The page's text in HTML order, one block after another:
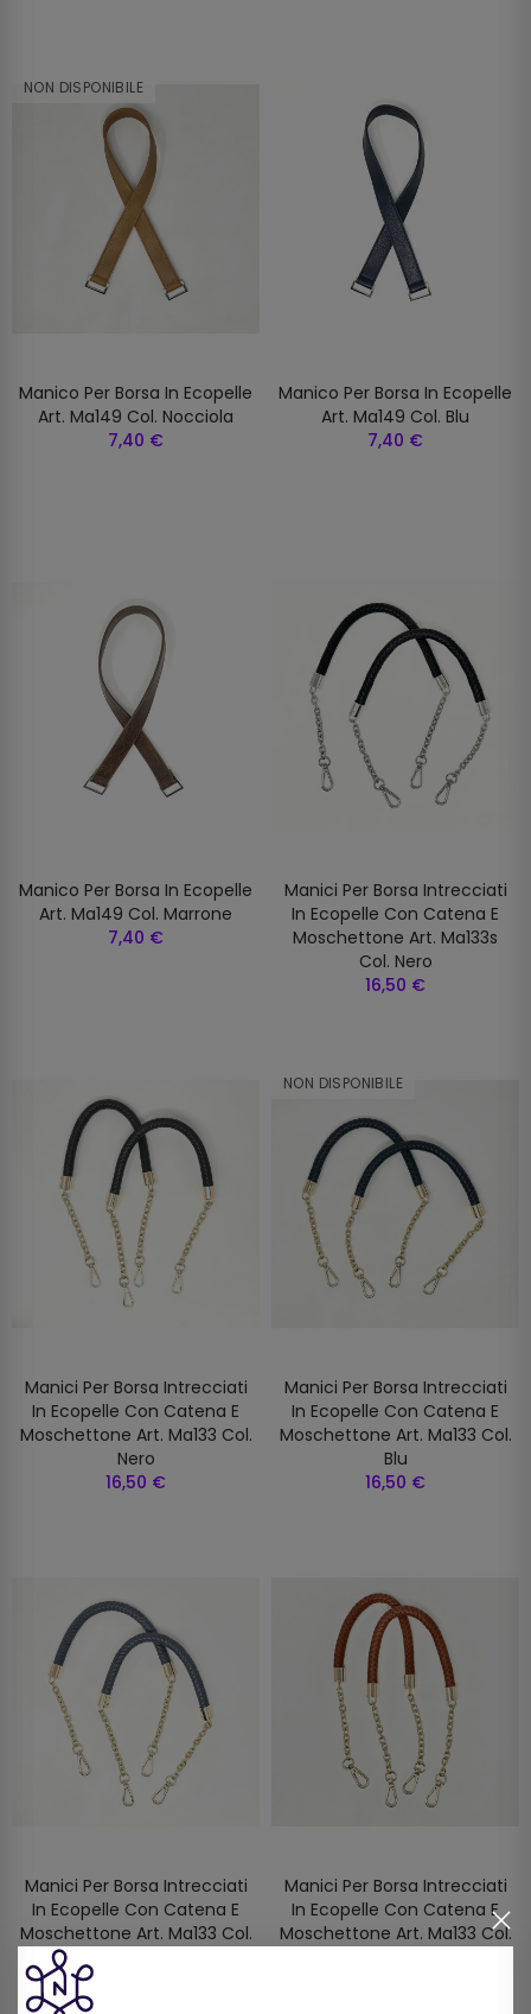
NON DISPONIBILE
Manico Per Borsa In Ecopelle
Art. Ma149 Col. Nocciola
7,40 €
Manico Per Borsa In Ecopelle
Art. Ma149 Col. Blu
7,40 €
Manico Per Borsa In Ecopelle
Art. Ma149 Col. Marrone
7,40 €
Manici Per Borsa Intrecciati
In Ecopelle Con Catena E
Moschettone Art. Ma133s
Col. Nero
16,50 €
Manici Per Borsa Intrecciati
In Ecopelle Con Catena E
Moschettone Art. Ma133 Col.
Nero
16,50 €
NON DISPONIBILE
Manici Per Borsa Intrecciati
In Ecopelle Con Catena E
Moschettone Art. Ma133 Col.
Blu
16,50 €
Manici Per Borsa Intrecciati
In Ecopelle Con Catena E
Moschettone Art. Ma133 Col.
Manici Per Borsa Intrecciati
In Ecopelle Con Catena E
Moschettone Art. Ma133 Col.